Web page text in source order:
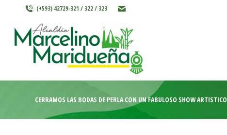
(+593) 42729-321 / 322 / 323
CERRAMOS LAS BODAS DE PERLA CON UN FABULOSO SHOW ARTÍSTICO